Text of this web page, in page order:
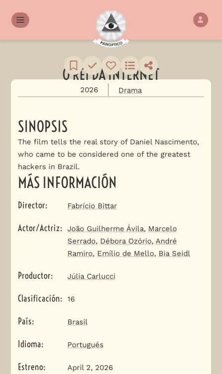
O REI DA INTERNET
2026 Drama
SINOPSIS
The film tells the real story of Daniel Nascimento,
who came to be considered one of the greatest
hackers in Brazil.
MÁS INFORMACIÓN
Director: Fabrício Bittar
Actor/Actriz: João Guilherme Ávila, Marcelo
Serrado, Débora Ozório, André
Ramiro, Emílio de Mello, Bia Seidl
Productor: Júlia Carlucci
Clasificación: 16
País: Brasil
Idioma: Portugués
Estreno: April 2, 2026